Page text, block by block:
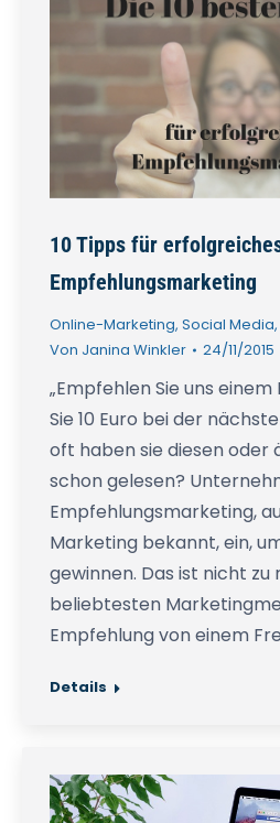
10 Tipps für
Empfehlungsmarketing
Online-Marketing, Social Media,
Von Janina Winkler 24/11/2015
„Empfehlen Sie uns
Sie 10 Euro bei der
oft haben sie diesen oder
schon gelesen?
Empfehlungsmarketing,
Marketing bekannt, ein,
gewinnen. Das ist nicht
beliebtesten
Empfehlung von einem
Details